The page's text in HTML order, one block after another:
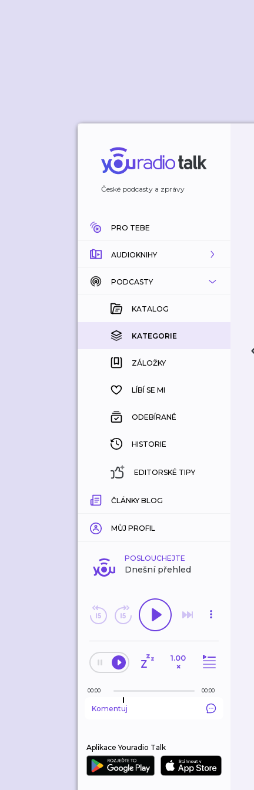
České podcasty a zprávy
PRO TEBE
AUDIOKNIHY
KATALOG
KOUPENÉ
KATEGORIE
ZÁLOŽKY
HISTORIE
PODCASTY
KATALOG
KATEGORIE
ZÁLOŽKY
LÍBÍ SE MI
ODEBÍRANÉ
HISTORIE
EDITORSKÉ TIPY
ČLÁNKY BLOG
MŮJ PROFIL
POSLOUCHEJTE
Dnešní přehled
1.00
×
00:00 00:00
Komentuj
Aplikace Youradio Talk